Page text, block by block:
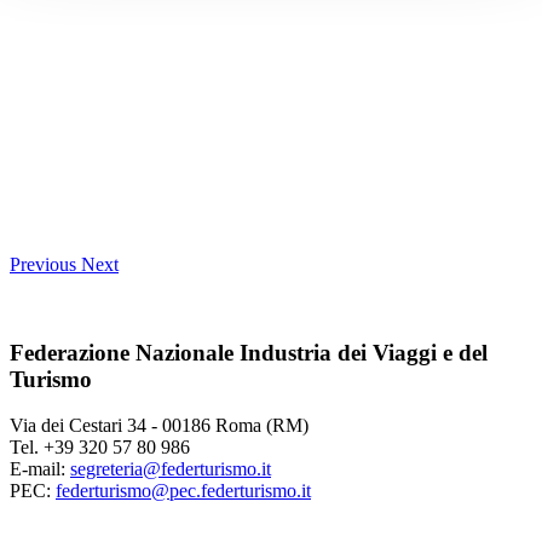
Previous Next
Federazione Nazionale Industria dei Viaggi e del
Turismo
Via dei Cestari 34 - 00186 Roma (RM)
Tel. +39 320 57 80 986
E-mail: segreteria@federturismo.it
PEC: federturismo@pec.federturismo.it